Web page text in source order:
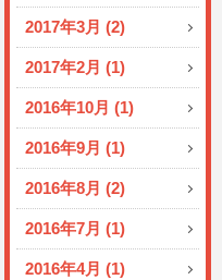
2017年3月 (2)
2017年2月 (1)
2016年10月 (1)
2016年9月 (1)
2016年8月 (2)
2016年7月 (1)
2016年4月 (1)